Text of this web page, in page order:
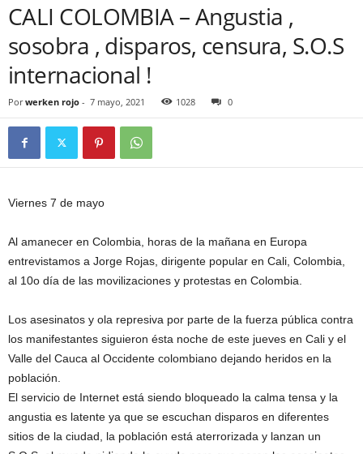
CALI COLOMBIA – Angustia ,
sosobra , disparos, censura, S.O.S
internacional !
Por werken rojo - 7 mayo, 2021 1028 0
Viernes 7 de mayo
Al amanecer en Colombia, horas de la mañana en Europa
entrevistamos a Jorge Rojas, dirigente popular en Cali, Colombia,
al 10o día de las movilizaciones y protestas en Colombia.
Los asesinatos y ola represiva por parte de la fuerza pública contra
los manifestantes siguieron ésta noche de este jueves en Cali y el
Valle del Cauca al Occidente colombiano dejando heridos en la
población.
El servicio de Internet está siendo bloqueado la calma tensa y la
angustia es latente ya que se escuchan disparos en diferentes
sitios de la ciudad, la población está aterrorizada y lanzan un